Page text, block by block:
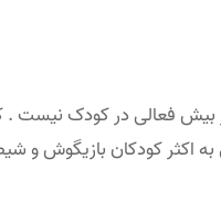
فعالی در کودک نیست .
اکثر کودکان بازیگوش و